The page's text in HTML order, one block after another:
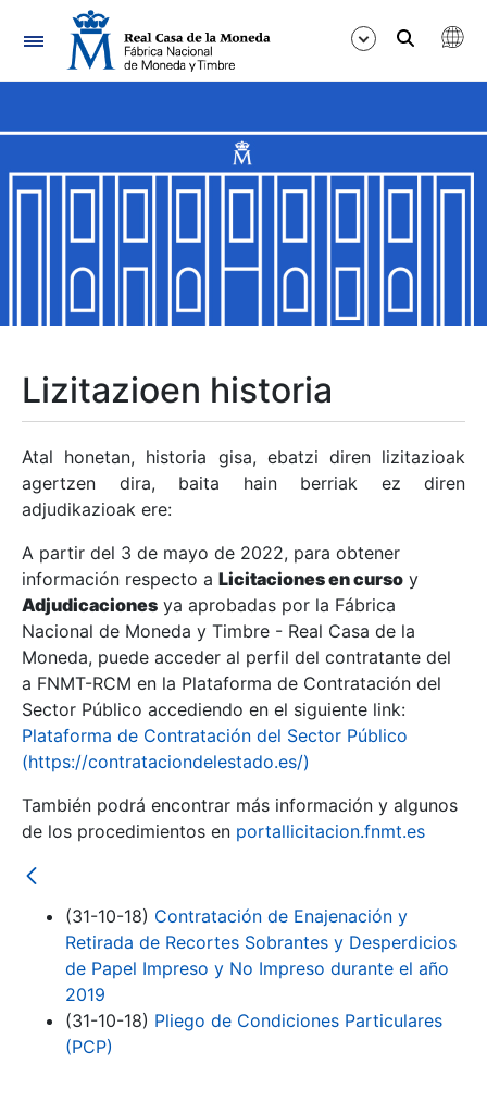
Nabigazioa
Erakutsi/Ezkutatu
Erakutsi/Ezkutatu
Erakutsi/Ezkutatu
Erakutsi/Ezkutatu
Erakutsi/Ezkutatu
Erakutsi/Ezkutatu
Erakutsi/Ezkutatu
Erakutsi/Ezkutatu
Lizitazioen historia
Atal honetan, historia gisa, ebatzi diren lizitazioak
agertzen dira, baita hain berriak ez diren
adjudikazioak ere:
A partir del 3 de mayo de 2022, para obtener
información respecto a Licitaciones en curso y
Adjudicaciones ya aprobadas por la Fábrica
Nacional de Moneda y Timbre - Real Casa de la
Moneda, puede acceder al perfil del contratante del
a FNMT-RCM en la Plataforma de Contratación del
Sector Público accediendo en el siguiente link:
Plataforma de Contratación del Sector Público
(https://contrataciondelestado.es/)
También podrá encontrar más información y algunos
de los procedimientos en portallicitacion.fnmt.es
(31-10-18) Contratación de Enajenación y
Retirada de Recortes Sobrantes y Desperdicios
de Papel Impreso y No Impreso durante el año
2019
(31-10-18) Pliego de Condiciones Particulares
(PCP)